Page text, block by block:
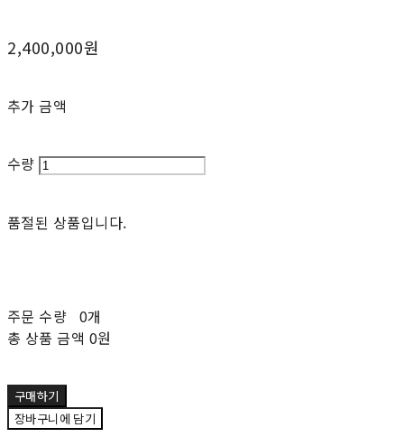
2,400,000원
추가 금액
수량
품절된 상품입니다.
주문 수량 0개
총 상품 금액 0원
구매하기
장바구니에 담기